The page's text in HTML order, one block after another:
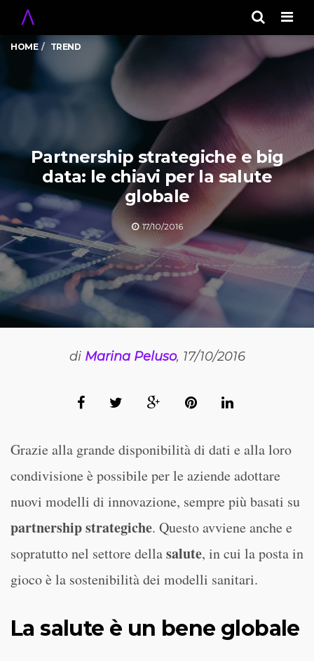
HOME TREND
Partnership strategiche e big
data: le chiavi per la salute
globale
17/10/2016
di Marina Peluso, 17/10/2016
Grazie alla grande disponibilità di dati e alla loro
condivisione è possibile per le aziende adottare
nuovi modelli di innovazione, sempre più basati su
partnership strategiche. Questo avviene anche e
sopratutto nel settore dellasalute, in cui la posta in
gioco è la sostenibilità dei modelli sanitari.
La salute è un bene globale